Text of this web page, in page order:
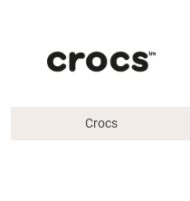
Crocs